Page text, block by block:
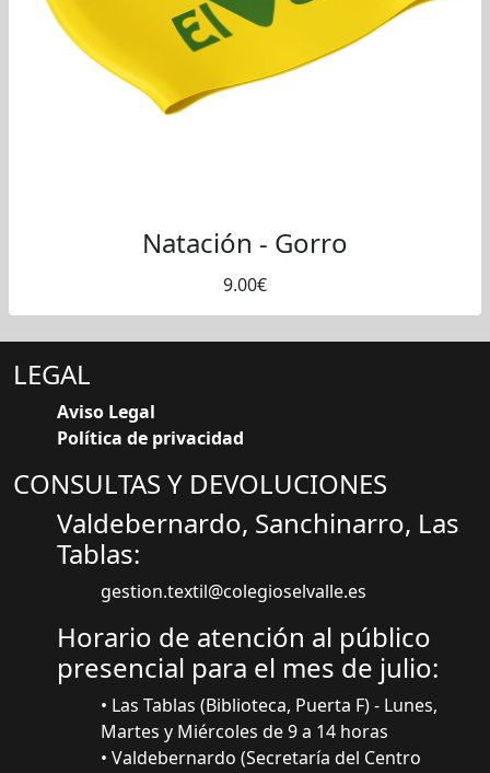
Natación - Gorro
9.00€
LEGAL
Aviso Legal
Política de privacidad
CONSULTAS Y DEVOLUCIONES
Valdebernardo, Sanchinarro, Las
Tablas:
gestion.textil@colegioselvalle.es
Horario de atención al público
presencial para el mes de julio:
• Las Tablas (Biblioteca, Puerta F) - Lunes,
Martes y Miércoles de 9 a 14 horas
• Valdebernardo (Secretaría del Centro